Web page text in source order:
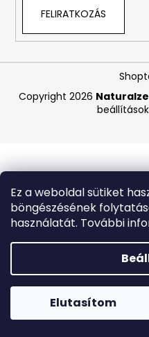
Ez a weboldal sütiket
böngészésének
használatát. További
Elutasítom
Forró napokon nem
történő kézbesítést. A magas
termékek átvételkor nem
A
á
u
k
BEAUTY
OF
JOSEON
STICK
MUGWORT
CAMELIA
SPF50+/PA++++,
FELIRATKOZÁS
Copyright 2026